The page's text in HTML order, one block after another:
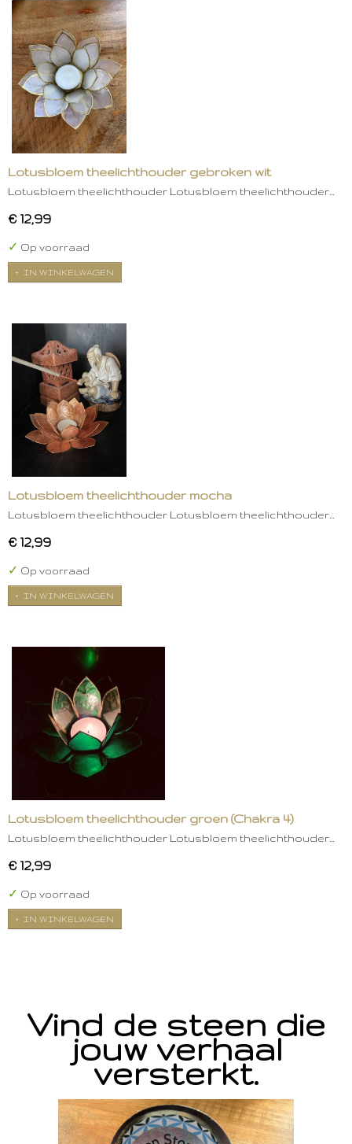
Lotusbloem theelichthouder gebroken wit
Lotusbloem theelichthouder Lotusbloem theelichthouder…
€ 12,99
✓ Op voorraad
IN WINKELWAGEN
Lotusbloem theelichthouder mocha
Lotusbloem theelichthouder Lotusbloem theelichthouder…
€ 12,99
✓ Op voorraad
IN WINKELWAGEN
Lotusbloem theelichthouder groen (Chakra 4)
Lotusbloem theelichthouder Lotusbloem theelichthouder…
€ 12,99
✓ Op voorraad
IN WINKELWAGEN
Vind de steen die
jouw verhaal
versterkt.